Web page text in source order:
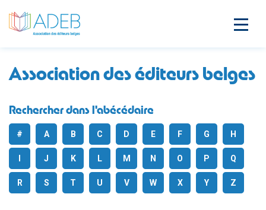
Association des éditeurs belges
Rechercher dans l'abécédaire
# A B C D E F G H
J K L M N O P Q
R S T U V W X Y Z